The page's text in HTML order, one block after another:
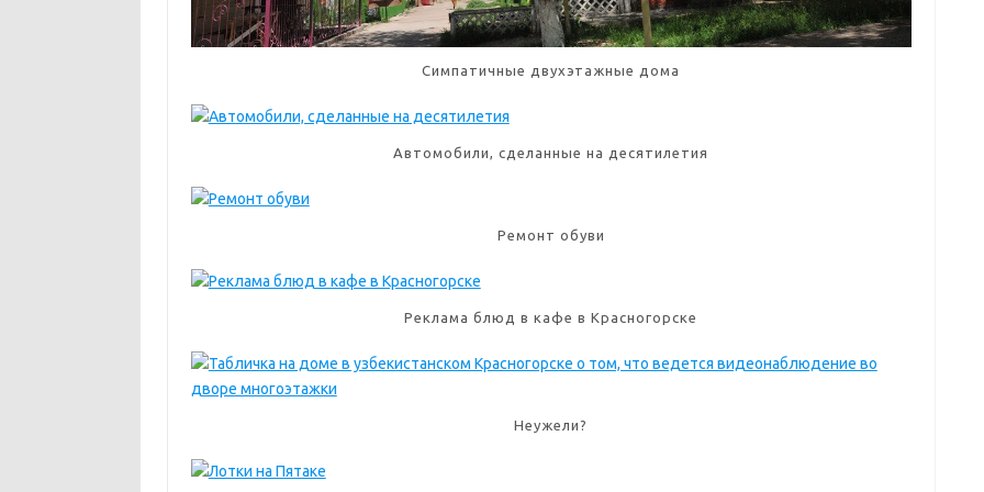
Симпатичные двухэтажные дома
Автомобили, сделанные на десятилетия
Ремонт обуви
Реклама блюд в кафе в Красногорске
Неужели?